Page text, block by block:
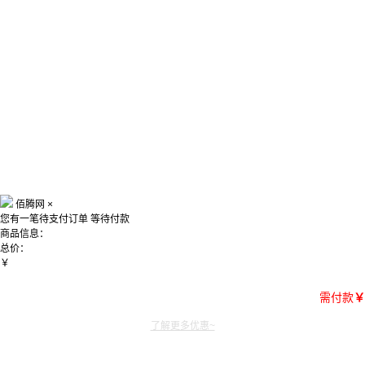
佰腾网 ×
您有一笔待支付订单 等待付款
商品信息：
总价：
￥
需付款￥
了解更多优惠~